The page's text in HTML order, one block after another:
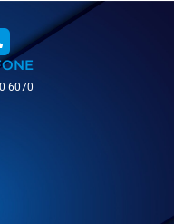
6070